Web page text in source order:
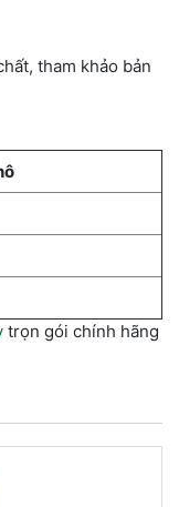
tham khảo bản
trọn gói chính hãng